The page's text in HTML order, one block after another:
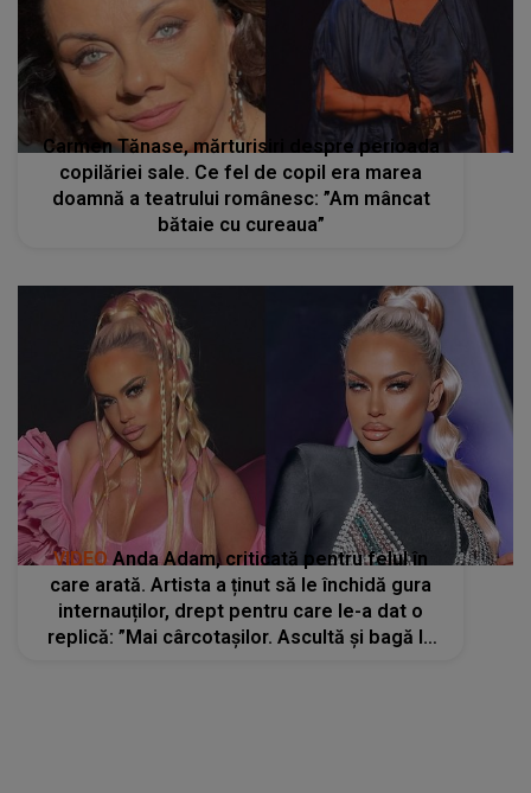
Carmen Tănase, mărturisiri despre perioada
copilăriei sale. Ce fel de copil era marea
doamnă a teatrului românesc: ”Am mâncat
bătaie cu cureaua”
VIDEO Anda Adam, criticată pentru felul în
care arată. Artista a ținut să le închidă gura
internauților, drept pentru care le-a dat o
replică: ”Mai cârcotașilor. Ascultă și bagă la